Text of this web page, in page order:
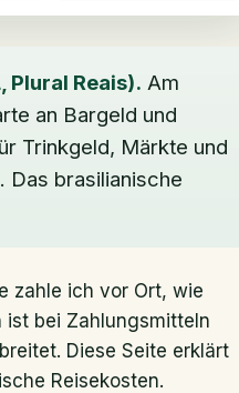
Plural Reais). Am
an Bargeld und
Trinkgeld, Märkte und
Das brasilianische
zahle ich vor Ort, wie
ist bei Zahlungsmitteln
Diese Seite erklärt
Reisekosten.